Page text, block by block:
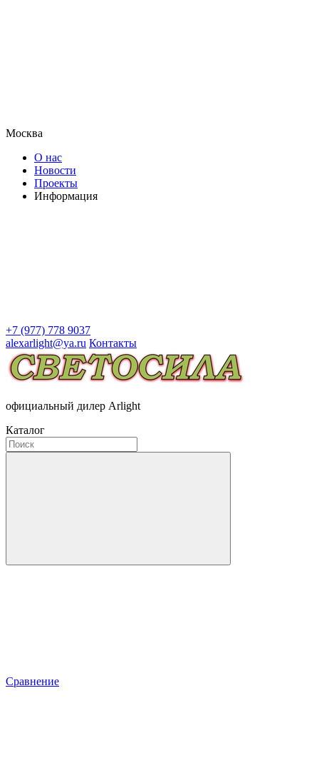
Москва
О нас
Новости
Проекты
Информация
+7 (977) 778 9037
alexarlight@ya.ru Контакты
официальный дилер Arlight
Каталог
Сравнение